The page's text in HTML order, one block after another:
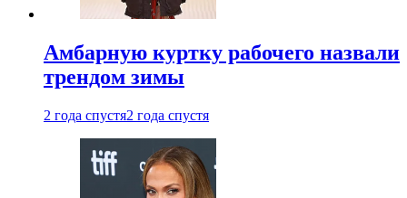
Амбарную куртку рабочего назвали
трендом зимы
2 года спустя2 года спустя